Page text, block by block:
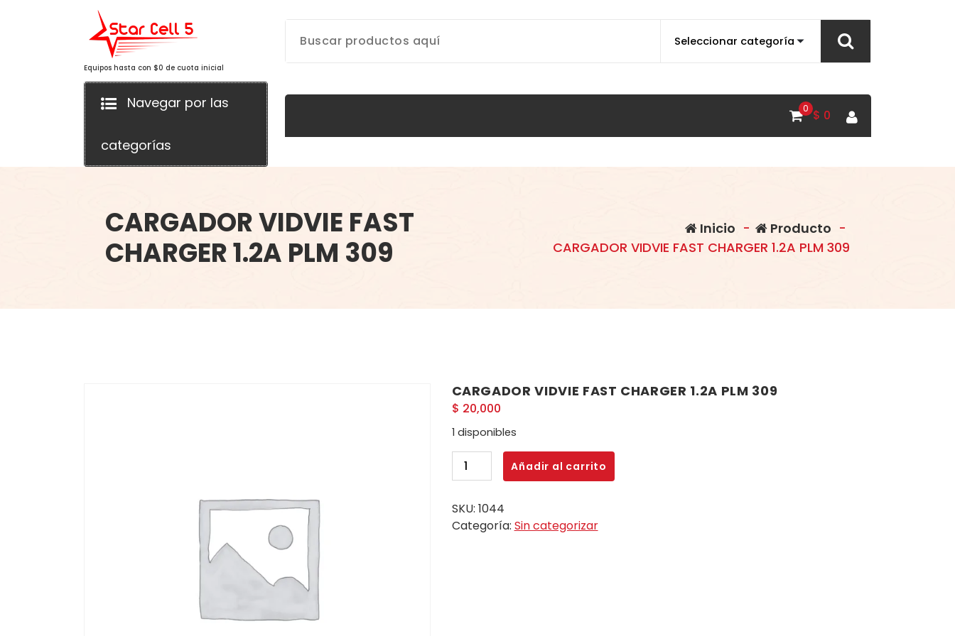
Equipos hasta con $0 de cuota inicial
Navegar por las
categorías
0 $ 0
CARGADOR VIDVIE FAST
CHARGER 1.2A PLM 309
Inicio - Producto -
CARGADOR VIDVIE FAST CHARGER 1.2A PLM 309
CARGADOR VIDVIE FAST CHARGER 1.2A PLM 309
$ 20,000
1 disponibles
CARGADOR
VIDVIE
CHARGER
1.2A
Añadir al carrito
SKU: 1044
Categoría: Sin categorizar